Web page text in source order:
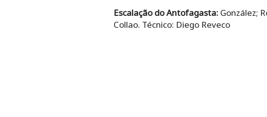
Escalação do Antofagasta:González;
Collao. Técnico: Diego Reveco